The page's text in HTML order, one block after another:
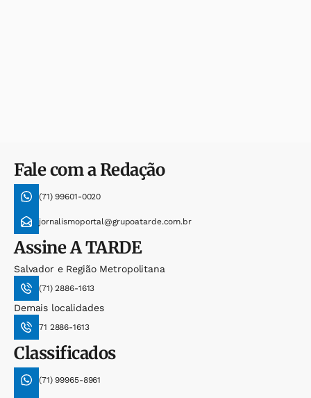
Fale com a Redação
(71) 99601-0020
jornalismoportal@grupoatarde.com.br
AssineA TARDE
Salvador e Região Metropolitana
(71) 2886-1613
Demais localidades
71 2886-1613
Classificados
(71) 99965-8961